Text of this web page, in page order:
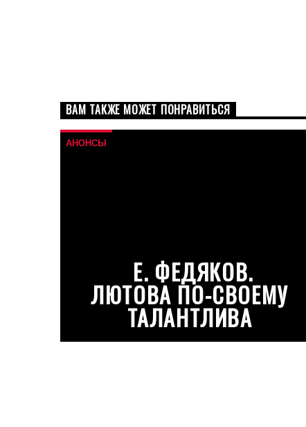
ВАМ ТАКЖЕ МОЖЕТ ПОНРАВИТЬСЯ
АНОНСЫ
Е. ФЕДЯКОВ.
ЛЮТОВА ПО-СВОЕМУ
ТАЛАНТЛИВА